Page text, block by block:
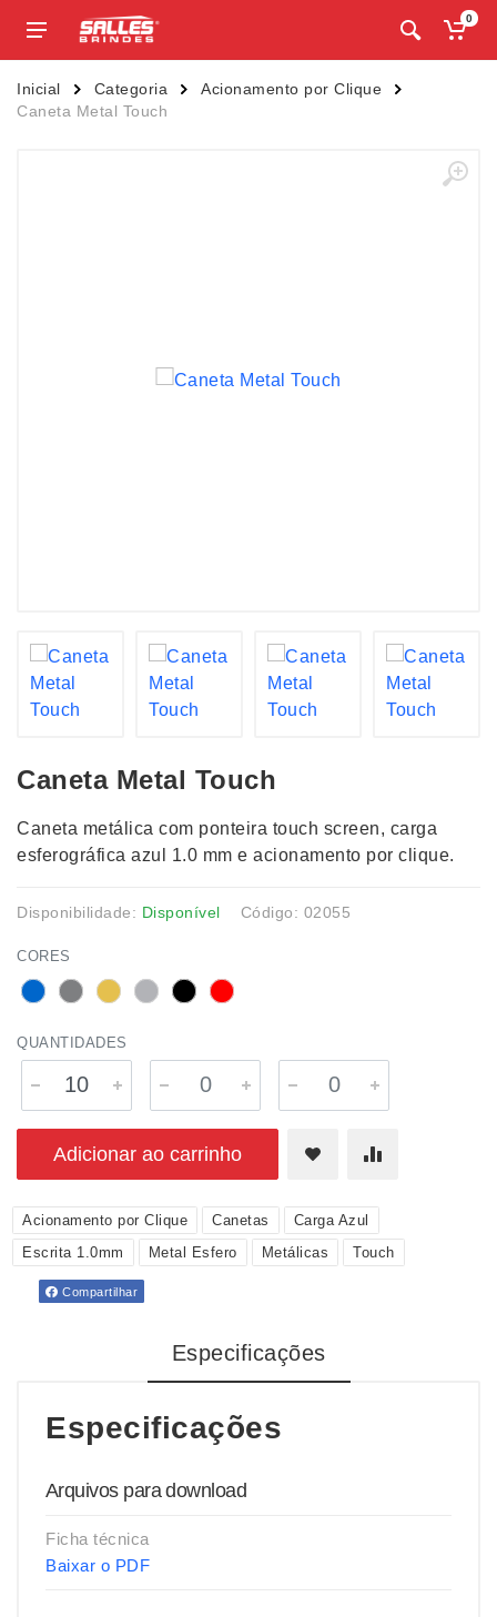
0
Inicial Categoria
Acionamento por Clique
Caneta Metal Touch
Caneta Metal Touch
Caneta metálica com ponteira touch screen, carga
esferográfica azul 1.0 mm e acionamento por clique.
Disponibilidade: Disponível Código: 02055
CORES
QUANTIDADES
Adicionar ao carrinho
Acionamento por Clique Canetas
Carga Azul
Escrita 1.0mm
Metal Esfero Metálicas Touch
Compartilhar
Especificações
Especificações
Arquivos para download
Ficha técnica
Baixar o PDF